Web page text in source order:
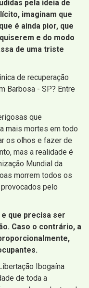
pela ideia de
imaginam que
é ainda pior, que
e do modo
de uma triste
de recuperação
Barbosa - SP? Entre
que
mais mortes em todo
os olhos e fazer de
mas a realidade é
Mundial da
morrem todos os
pelo
que precisa ser
Caso o contrário, a
Ibogaína
de toda a